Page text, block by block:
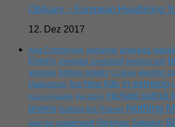
Obituary – European Headlining
12. Dez 2017
Alex Christensen alphaville andreas
Enemy avenged sevenfold beatrice egli
andrews böhse onkelz DJ Bobo electric
Halestorm Ice Nine Kills in extremo
kissin dynamite limp bizkit michael patrick
proms Nothing But Thieves Nothing
peter fox powerwolf Rockharz Sabaton